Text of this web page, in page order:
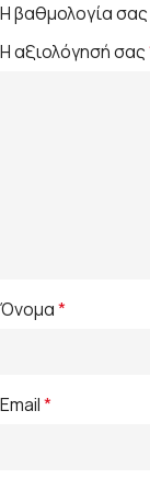
Η βαθμολογία σας
Η αξιολόγησή σας
Όνομα*
Email*